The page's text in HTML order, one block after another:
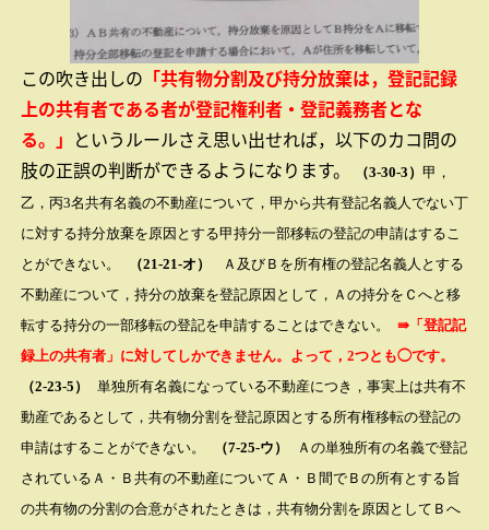
この吹き出しの 「共有物分割及び持分放棄は，登記記録
上の共有者である者が登記権利者・登記義務者とな
る。」 というルールさえ思い出せれば，以下のカコ問の
肢の正誤の判断ができるようになります。
（3-30-3） 甲，
乙，丙3名共有名義の不動産について，甲から共有登記名義人でない丁
に対する持分放棄を原因とする甲持分一部移転の登記の申請はするこ
とができない。
（21-21-オ）
Ａ及びＢを所有権の登記名義人とする
不動産について，持分の放棄を登記原因として，Ａの持分をＣへと移
転する持分の一部移転の登記を申請することはできない。
⇛「登記記
録上の共有者」に対してしかできません。よって，2つとも◯です。
（2-23-5）
単独所有名義になっている不動産につき，事実上は共有不
動産であるとして，共有物分割を登記原因とする所有権移転の登記の
申請はすることができない。
（7-25-ウ）
Ａの単独所有の名義で登記
されているＡ・Ｂ共有の不動産についてＡ・Ｂ間でＢの所有とする旨
の共有物の分割の合意がされたときは，共有物分割を原因として Ｂ へ